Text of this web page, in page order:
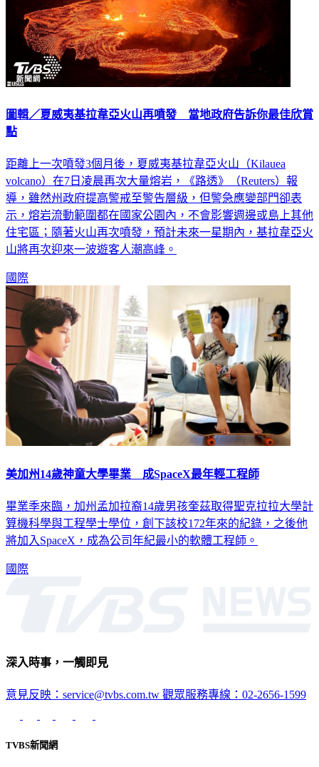
圖輯／夏威夷基拉韋亞火山再噴發 當地政府告訴你最佳欣賞
點
距離上一次噴發3個月後，夏威夷基拉韋亞火山（Kilauea
volcano）在7日凌晨再次大量熔岩，《路透》（Reuters）報
導，雖然州政府提高警戒至警告層級，但警急應變部門卻表
示，熔岩流動範圍都在國家公園內，不會影響週邊或島上其他
住宅區；隨著火山再次噴發，預計未來一星期內，基拉韋亞火
山將再次迎來一波遊客人潮高峰。
國際
美加州14歲神童大學畢業 成SpaceX最年輕工程師
畢業季來臨，加州孟加拉裔14歲男孩奎茲取得聖克拉拉大學計
算機科學與工程學士學位，創下該校172年來的紀錄，之後他
將加入SpaceX，成為公司年紀最小的軟體工程師。
國際
深入時事，一觸即見
意見反映：service@tvbs.com.tw 觀眾服務專線：02-2656-1599
TVBS新聞網